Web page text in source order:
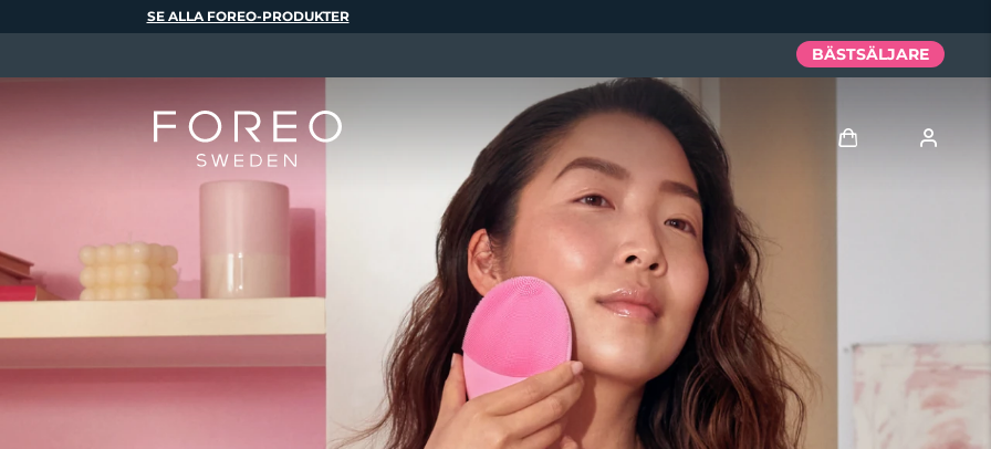
SE ALLA FOREO-PRODUKTER
BÄSTSÄLJARE
Mina beställningar
Mina adresser